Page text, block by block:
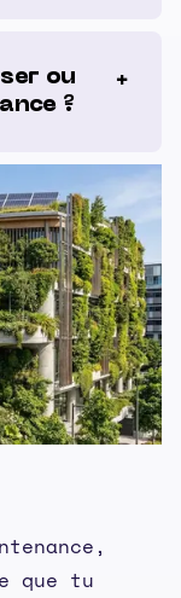
ou
?
que tu